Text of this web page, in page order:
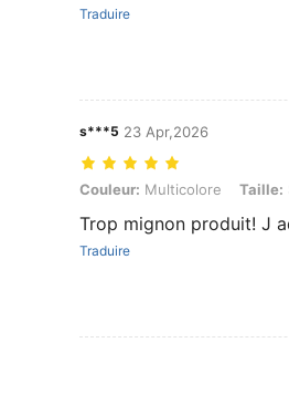
Traduire
s***5 23 Apr,2026
Couleur: Multicolore, Taille:
Couleur: Multicolore Taille:
Trop mignon produit! J
Traduire